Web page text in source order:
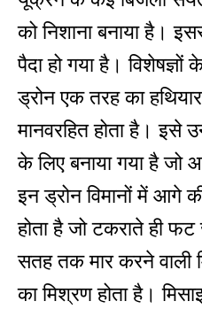
को निशाना बनाया है।
पैदा हो गया है। विशेषज्ञों
ड्रोन एक तरह का
मानवरहित होता है। इसे
के लिए बनाया गया है जो
इन ड्रोन विमानों में आगे
होता है जो टकराते ही
सतह तक मार करने वाली
का मिश्रण होता है।